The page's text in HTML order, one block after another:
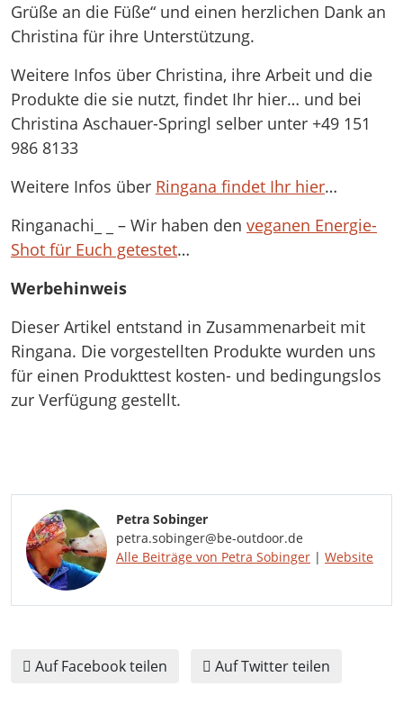
Grüße an die Füße“ und einen herzlichen Dank an
Christina für ihre Unterstützung.
Weitere Infos über Christina, ihre Arbeit und die
Produkte die sie nutzt, findet Ihr hier… und bei
Christina Aschauer-Springl selber unter +49 151
986 8133
Weitere Infos über Ringana findet Ihr hier…
Ringanachi_ _ – Wir haben den veganen Energie-
Shot für Euch getestet…
Werbehinweis
Dieser Artikel entstand in Zusammenarbeit mit
Ringana. Die vorgestellten Produkte wurden uns
für einen Produkttest kosten- und bedingungslos
zur Verfügung gestellt.
Petra Sobinger
petra.sobinger@be-outdoor.de
Alle Beiträge von Petra Sobinger | Website
Auf Facebook teilen Auf Twitter teilen